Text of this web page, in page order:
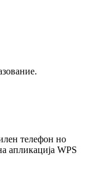
телефон но
апликација WPS